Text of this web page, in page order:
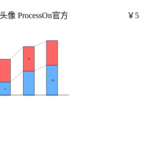
ProcessOn官方
￥5